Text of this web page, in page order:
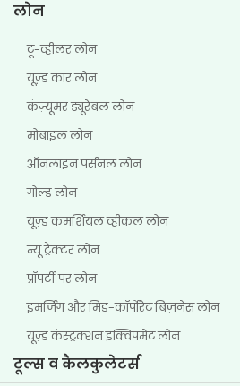
लोन
टू-व्हीलर लोन
यूज्‍़ड कार लोन
कंज़्यूमर ड्यूरेबल लोन
मोबाइल लोन
ऑनलाइन पर्सनल लोन
गोल्ड लोन
यूज़्ड कमर्शियल व्हीकल लोन
न्यू ट्रैक्टर लोन
प्रॉपर्टी पर लोन
इमर्जिंग और मिड-कॉर्पोरेट बिज़नेस लोन
यूज़्ड कंस्ट्रक्शन इक्विपमेंट लोन
टूल्स व कैलकुलेटर्स